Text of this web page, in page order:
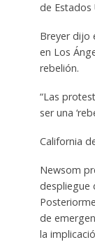
de Estados
Breyer dijo
en Los
rebelión.
“Las
ser una
California
Newsom
despliegue
de
la